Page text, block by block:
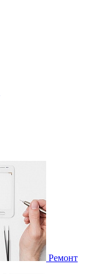
Ремонт